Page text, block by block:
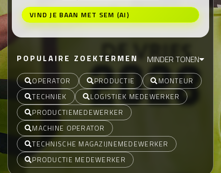
VIND JE BAAN MET SEM (AI)
POPULAIRE ZOEKTERMEN MINDER TONEN
OPERATOR PRODUCTIE
MONTEUR
TECHNIEK
LOGISTIEK MEDEWERKER
PRODUCTIEMEDEWERKER
MACHINE OPERATOR
TECHNISCHE MAGAZIJNEMEDEWERKER
PRODUCTIE MEDEWERKER